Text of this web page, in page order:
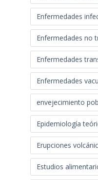
Enfermedades
Enfermedades no
Enfermedades
Enfermedades
envejecimiento
Epidemiología
Erupciones
Estudios